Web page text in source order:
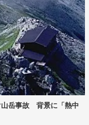
山岳事故 背景に「熱中